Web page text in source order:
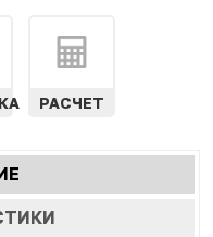
РАСЧЕТ
ВКЛАДКА)